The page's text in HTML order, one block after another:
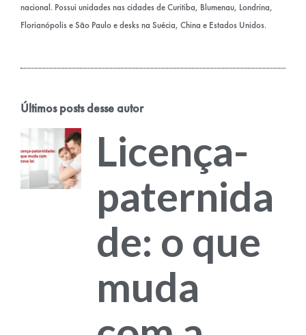
nacional. Possui unidades nas cidades de Curitiba, Blumenau, Londrina,
Florianópolis e São Paulo e desks na Suécia, China e Estados Unidos.
Últimos posts desse autor
Licença-
paternida
de: o que
muda